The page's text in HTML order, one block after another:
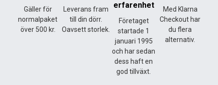
Gäller för
normalpaket
över 500 kr.
Leverans fram
till din dörr.
Oavsett storlek.
erfarenhet
Företaget
startade 1
januari 1995
och har sedan
dess haft en
god tillväxt.
Med Klarna
Checkout har
du flera
alternativ.